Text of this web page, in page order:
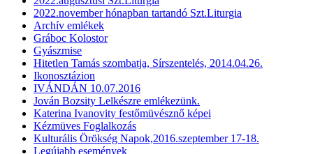
2022.november hónapban tartandó Szt.Liturgia
Archív emlékek
Gráboc Kolostor
Gyászmise
Hitetlen Tamás szombatja, Sírszentelés, 2014.04.26.
Ikonosztázion
IVÁNDÁN 10.07.2016
Jován Bozsity Lelkészre emlékezünk.
Katerina Ivanovity festőmüvésznő képei
Kézmüves Foglalkozás
Kulturális Örökség Napok,2016.szeptember 17-18.
Legújabb események